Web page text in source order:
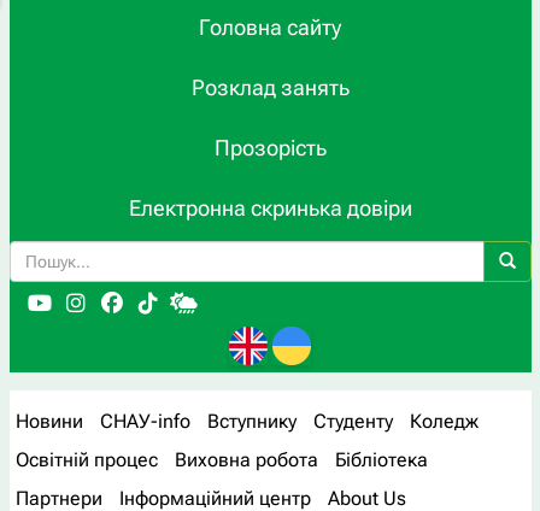
Головна сайту
Розклад занять
Прозорість
Електронна скринька довіри
Новини СНАУ-info Вступнику Студенту
Коледж
Освітній процес
Виховна робота
Бібліотека
Партнери
Інформаційний центр About Us